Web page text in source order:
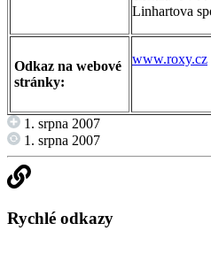
Linhartova
Odkaz na webové
stránky:
www.roxy.cz
1. srpna 2007
1. srpna 2007
Rychlé odkazy